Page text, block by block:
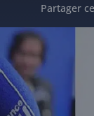
Partager